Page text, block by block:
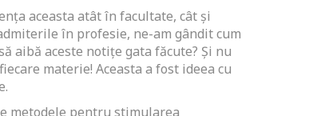
aceasta atât în facultate, cât și
în profesie, ne-am gândit cum
aibă aceste notițe gata făcute? Și nu
materie! Aceasta a fost ideea cu
metodele pentru stimularea